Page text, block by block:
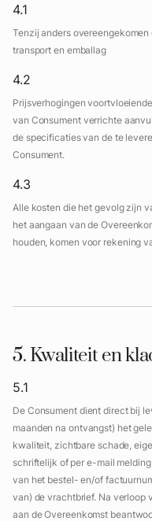
4.1
Tenzij anders
transport en emballag
4.2
Prijsverhogingen
van Consument verrichte
de specificaties van de te
Consument.
4.3
Alle kosten die het gevolg zijn
het aangaan van de
houden, komen voor rekening
5. Kwaliteit en
5.1
De Consument dient direct bij
maanden na ontvangst) het
kwaliteit, zichtbare schade,
schriftelijk of per e-mail
van het bestel- en/of
van) de vrachtbrief. Na verloop
aan de Overeenkomst